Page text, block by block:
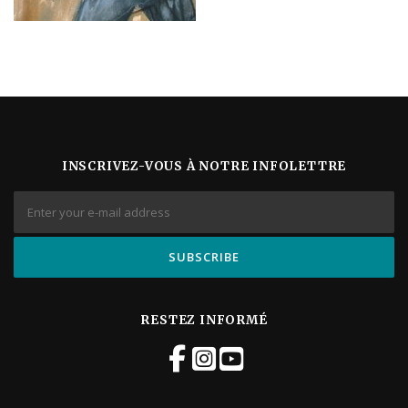
INSCRIVEZ-VOUS À NOTRE INFOLETTRE
RESTEZ INFORMÉ